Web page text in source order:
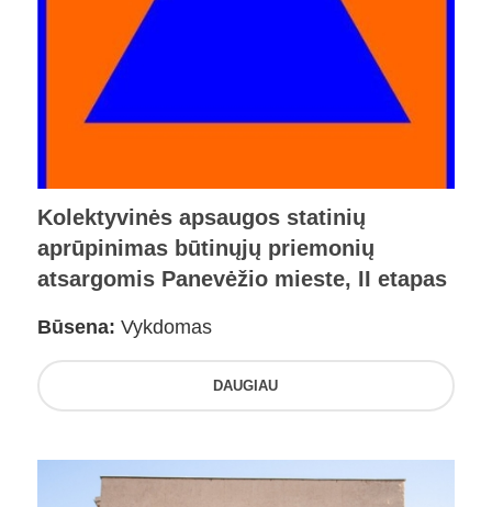
Kolektyvinės apsaugos statinių
aprūpinimas būtinųjų priemonių
atsargomis Panevėžio mieste, II etapas
Būsena: Vykdomas
DAUGIAU